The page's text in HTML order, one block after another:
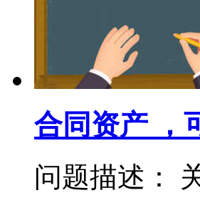
合同资产 ，
问题描述：